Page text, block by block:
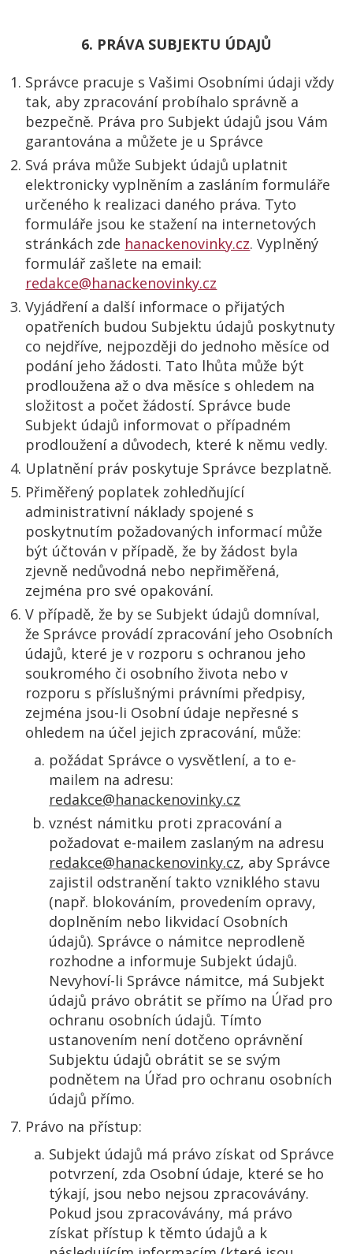
6. PRÁVA SUBJEKTU ÚDAJŮ
Správce pracuje s Vašimi Osobními údaji vždy
tak, aby zpracování probíhalo správně a
bezpečně. Práva pro Subjekt údajů jsou Vám
garantována a můžete je u Správce
Svá práva může Subjekt údajů uplatnit
elektronicky vyplněním a zasláním formuláře
určeného k realizaci daného práva. Tyto
formuláře jsou ke stažení na internetových
stránkách zde hanackenovinky.cz. Vyplněný
formulář zašlete na e­mail:
redakce@hanackenovinky.cz
Vyjádření a další informace o přijatých
opatřeních budou Subjektu údajů poskytnuty
co nejdříve, nejpozději do jednoho měsíce od
podání jeho žádosti. Tato lhůta může být
prodloužena až o dva měsíce s ohledem na
složitost a počet žádostí. Správce bude
Subjekt údajů informovat o případném
prodloužení a důvodech, které k němu vedly.
Uplatnění práv poskytuje Správce bezplatně.
Přiměřený poplatek zohledňující
administrativní náklady spojené s
poskytnutím požadovaných informací může
být účtován v případě, že by žádost byla
zjevně nedůvodná nebo nepřiměřená,
zejména pro své opakování.
V případě, že by se Subjekt údajů domníval,
že Správce provádí zpracování jeho Osobních
údajů, které je v rozporu s ochranou jeho
soukromého či osobního života nebo v
rozporu s příslušnými právními předpisy,
zejména jsou-li Osobní údaje nepřesné s
ohledem na účel jejich zpracování, může:
požádat Správce o vysvětlení, a to e-
mailem na adresu:
redakce@hanackenovinky.cz
vznést námitku proti zpracování a
požadovat e-mailem zaslaným na adresu
redakce@hanackenovinky.cz, aby Správce
zajistil odstranění takto vzniklého stavu
(např. blokováním, provedením opravy,
doplněním nebo likvidací Osobních
údajů). Správce o námitce neprodleně
rozhodne a informuje Subjekt údajů.
Nevyhoví-li Správce námitce, má Subjekt
údajů právo obrátit se přímo na Úřad pro
ochranu osobních údajů. Tímto
ustanovením není dotčeno oprávnění
Subjektu údajů obrátit se se svým
podnětem na Úřad pro ochranu osobních
údajů přímo.
Právo na přístup:
Subjekt údajů má právo získat od Správce
potvrzení, zda Osobní údaje, které se ho
týkají, jsou nebo nejsou zpracovávány.
Pokud jsou zpracovávány, má právo
získat přístup k těmto údajů a k